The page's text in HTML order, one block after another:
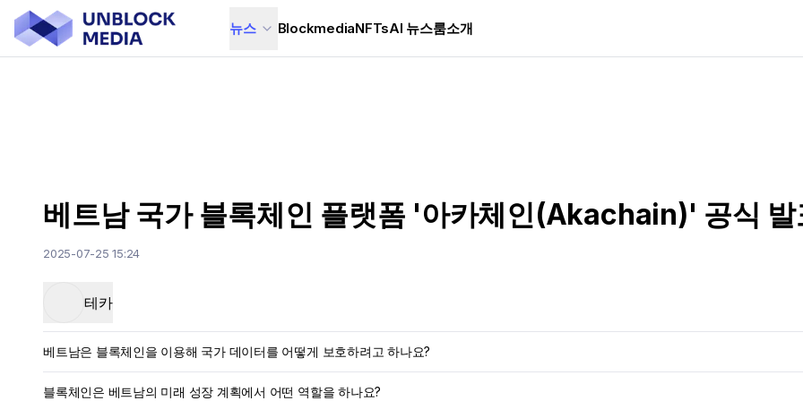
뉴스 BlockmediaNFTsAI 뉴스룸소개
베트남 국가 블록체인 플랫폼 '아카체인(Akachain)' 공식 발
2025-07-25 15:24
테카
베트남은 블록체인을 이용해 국가 데이터를 어떻게 보호하려고 하나요?
블록체인은 베트남의 미래 성장 계획에서 어떤 역할을 하나요?